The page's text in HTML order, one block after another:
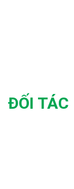
ĐỐI TÁC